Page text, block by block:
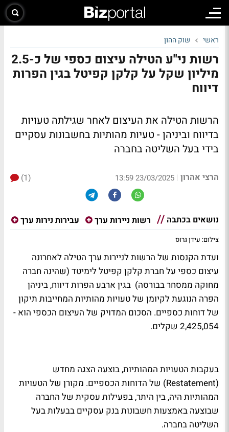
ראשי שוק ההון
רשות ני"ע הטילה עיצום כספי של כ-2.5
מיליון שקל על קלקן קפיטל בגין הפרות
דיווח
הרשות הטילה את העיצום לאחר שגילתה טעויות
בדיווח וביניהן - טעיות מהותיות בחשבונות עסקיים
בידי בעל השליטה בחברה
הרצי אהרון |
23/03/2025 13:59
(1)
נושאים בכתבה רשות ניירות ערך עבירות נירות ערך
צילום: עידן גרוס
ועדת הקנסות של הרשות לניירות ערך הטילה לאחרונה
עיצום כספי על חברת קלקן קפיטל לימיטד (שהינה חברה
מחוקה ממסחר בבורסה) בגין ארבע הפרות דיווח, ביניהן
הפרה הנוגעת לקיומן של טעויות מהותיות המחייבות תיקון
של דוחות כספיים. הסכום המדויק של העיצום הכספי הוא -
2,425,054 שקלים.
בעקבות הטעויות המהותיות, בוצעה הצגה מחדש
(Restatement) של הדוחות הכספיים. מקורן של הטעויות
המהותיות היה, בין היתר, בפעילות עסקית של החברה
שבוצעה באמצעות חשבונות בנק עסקיים בבעלות בעל
השליטה בחברה.